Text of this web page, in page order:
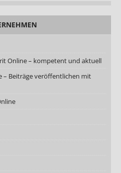
Online – kompetent und aktuell
– Beiträge veröffentlichen mit